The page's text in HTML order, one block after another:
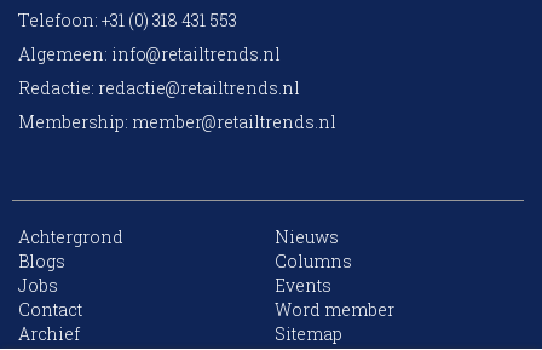
Telefoon: +31 (0) 318 431 553
Algemeen: info@retailtrends.nl
Redactie: redactie@retailtrends.nl
Membership: member@retailtrends.nl
Achtergrond
Nieuws
Blogs
Columns
Jobs
Events
Contact
Word member
Archief
Sitemap